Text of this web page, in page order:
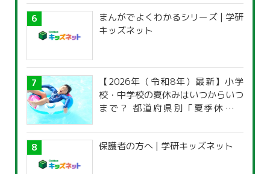
まんがでよくわかるシリーズ | 学研
キッズネット
【2026年（令和8年）最新】小学
校・中学校の夏休みはいつからいつ
まで？ 都道府県別「夏季休暇一
保護者の方へ | 学研キッズネット